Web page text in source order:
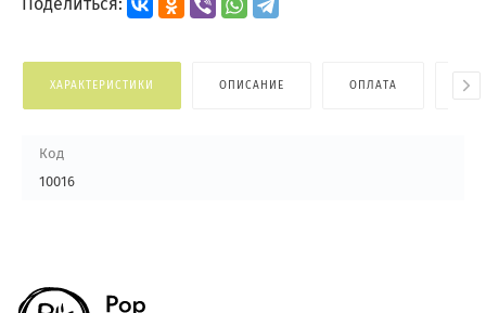
ХАРАКТЕРИСТИКИ ОПИСАНИЕ ОПЛАТА
Код
10016